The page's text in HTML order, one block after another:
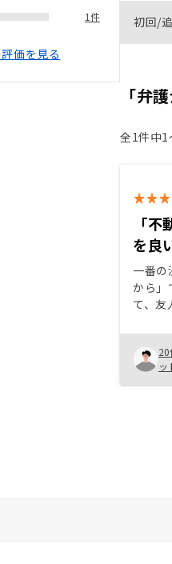
1件
価を見る
初回/
「弁
全1件中1
「
を良
一番の
から」
て、友
が分
向かっ
ら、
に努力
動すら
20
ッ